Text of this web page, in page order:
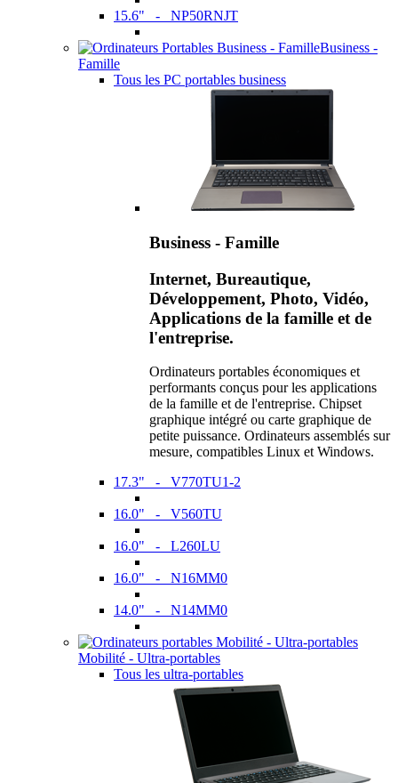
15.6" - NP50RNJT
Business -
Famille
Tous les PC portables business
Business - Famille
Internet, Bureautique,
Développement, Photo, Vidéo,
Applications de la famille et de
l'entreprise.
Ordinateurs portables économiques et
performants conçus pour les applications
de la famille et de l'entreprise. Chipset
graphique intégré ou carte graphique de
petite puissance. Ordinateurs assemblés sur
mesure, compatibles Linux et Windows.
17.3" - V770TU1-2
16.0" - V560TU
16.0" - L260LU
16.0" - N16MM0
14.0" - N14MM0
Mobilité - Ultra-portables
Tous les ultra-portables